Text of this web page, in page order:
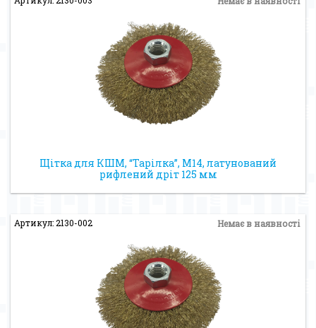
Щітка для КШМ, “Тарілка”, М14, латунований
рифлений дріт 125 мм
Артикул: 2130-002 Немає в наявності